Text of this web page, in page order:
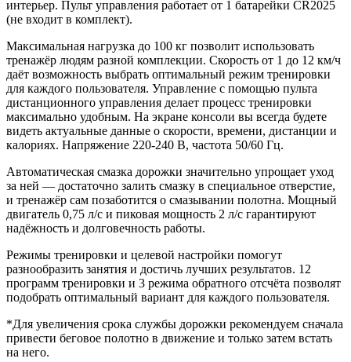
интерьер. Пульт управления работает от 1 батарейки CR2025
(не входит в комплект).
Максимальная нагрузка до 100 кг позволит использовать
тренажёр людям разной комплекции. Скорость от 1 до 12 км/ч
даёт возможность выбрать оптимальный режим тренировки
для каждого пользователя. Управление с помощью пульта
дистанционного управления делает процесс тренировки
максимально удобным. На экране консоли вы всегда будете
видеть актуальные данные о скорости, времени, дистанции и
калориях. Напряжение 220-240 В, частота 50/60 Гц.
Автоматическая смазка дорожки значительно упрощает уход
за ней — достаточно залить смазку в специальное отверстие,
и тренажёр сам позаботится о смазывании полотна. Мощный
двигатель 0,75 л/с и пиковая мощность 2 л/с гарантируют
надёжность и долговечность работы.
Режимы тренировки и целевой настройки помогут
разнообразить занятия и достичь лучших результатов. 12
программ тренировки и 3 режима обратного отсчёта позволят
подобрать оптимальный вариант для каждого пользователя.
*Для увеличения срока службы дорожки рекомендуем сначала
привести беговое полотно в движение и только затем встать
на него.